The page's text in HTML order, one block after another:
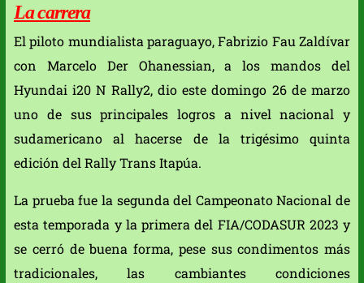
La carrera
El piloto mundialista paraguayo, Fabrizio Fau Zaldívar
con Marcelo Der Ohanessian, a los mandos del
Hyundai i20 N Rally2, dio este domingo 26 de marzo
uno de sus principales logros a nivel nacional y
sudamericano al hacerse de la trigésimo quinta
edición del Rally Trans Itapúa.
La prueba fue la segunda del Campeonato Nacional de
esta temporada y la primera del FIA/CODASUR 2023 y
se cerró de buena forma, pese sus condimentos más
tradicionales, las cambiantes condiciones